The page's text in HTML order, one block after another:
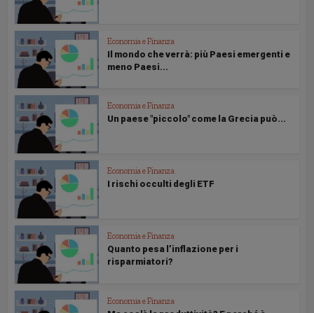
Economia e Finanza
Il mondo che verrà: più Paesi emergenti e
meno Paesi...
Economia e Finanza
Un paese "piccolo" come la Grecia può...
Economia e Finanza
I rischi occulti degli ETF
Economia e Finanza
Quanto pesa l’inflazione per i
risparmiatori?
Economia e Finanza